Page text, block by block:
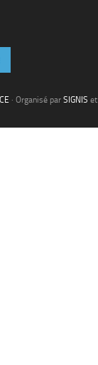
· Organisé par SIGNIS et